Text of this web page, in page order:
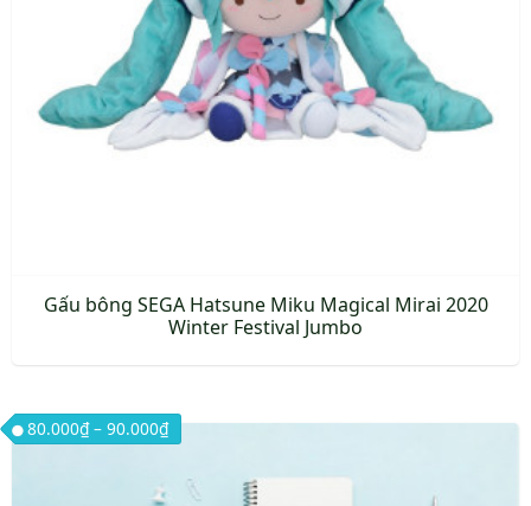
Gấu bông SEGA Hatsune Miku Magical Mirai 2020
Winter Festival Jumbo
80.000₫ – 90.000₫Khoảng giá: từ 80.000₫ đến 90.000₫